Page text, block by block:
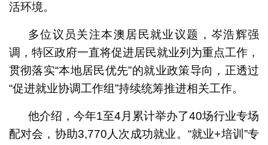
活环境。
多位议员关注本澳居民就业议题，岑浩辉强
调，特区政府一直将促进居民就业列为重点工作，
贯彻落实“本地居民优先”的就业政策导向，正透过
“促进就业协调工作组”持续统筹推进相关工作。
他介绍，今年1至4月累计举办了40场行业专场
配对会，协助3,770人次成功就业。“就业+培训”专